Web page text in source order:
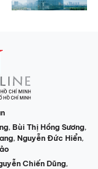
, Bùi Thị Hồng Sương,
, Nguyễn Đức Hiển,
Chiến Dũng,